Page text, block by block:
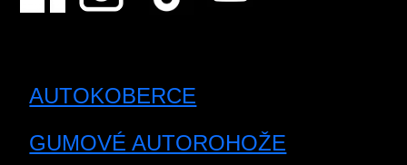
AUTOKOBERCE
GUMOVÉ AUTOROHOŽE